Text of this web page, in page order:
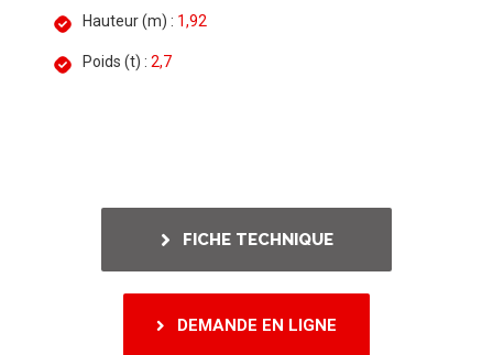
Hauteur (m) : 1,92
Poids (t) : 2,7
FICHE TECHNIQUE
DEMANDE EN LIGNE